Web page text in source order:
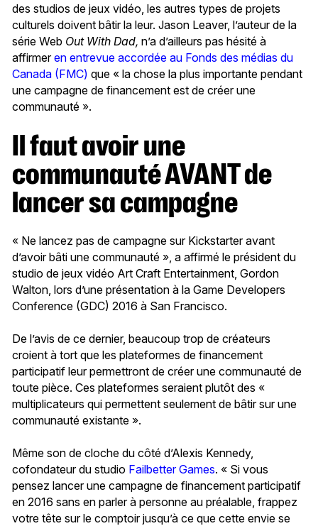
des studios de jeux vidéo, les autres types de projets
culturels doivent bâtir la leur. Jason Leaver, l’auteur de la
série Web Out With Dad, n’a d’ailleurs pas hésité à
affirmeren entrevue accordée au Fonds des médias du
Canada (FMC) que « la chose la plus importante pendant
une campagne de financement est de créer une
communauté ».
Il faut avoir une
communauté AVANT de
lancer sa campagne
« Ne lancez pas de campagne sur Kickstarter avant
d’avoir bâti une communauté », a affirmé le président du
studio de jeux vidéo Art Craft Entertainment, Gordon
Walton, lors d’une présentation à la Game Developers
Conference (GDC) 2016 à San Francisco.
De l’avis de ce dernier, beaucoup trop de créateurs
croient à tort que les plateformes de financement
participatif leur permettront de créer une communauté de
toute pièce. Ces plateformes seraient plutôt des «
multiplicateurs qui permettent seulement de bâtir sur une
communauté existante ».
Même son de cloche du côté d’Alexis Kennedy,
cofondateur du studio Failbetter Games. « Si vous
pensez lancer une campagne de financement participatif
en 2016 sans en parler à personne au préalable, frappez
votre tête sur le comptoir jusqu’à ce que cette envie se